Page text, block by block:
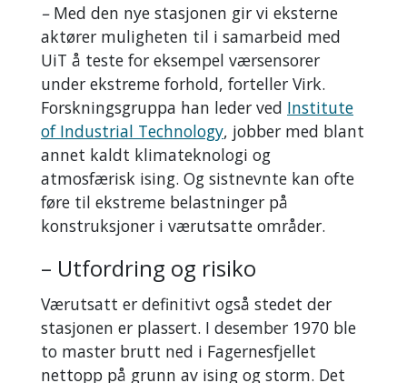
–Med den nye stasjonen gir vi eksterne
aktører muligheten til i samarbeid med
UiT å teste for eksempel værsensorer
under ekstreme forhold, forteller Virk.
Forskningsgruppa han leder ved Institute
of Industrial Technology, jobber med blant
annet kaldt klimateknologi og
atmosfærisk ising. Og sistnevnte kan ofte
føre til ekstreme belastninger på
konstruksjoner i værutsatte områder.
– Utfordring og risiko
Værutsatt er definitivt også stedet der
stasjonen er plassert. I desember 1970 ble
to master brutt ned i Fagernesfjellet
nettopp på grunn av ising og storm. Det